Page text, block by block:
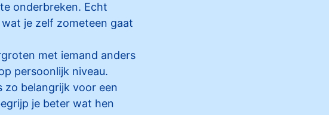
onderbreken. Echt
je zelf zometeen gaat
met iemand anders
persoonlijk niveau.
zo belangrijk voor een
je beter wat hen